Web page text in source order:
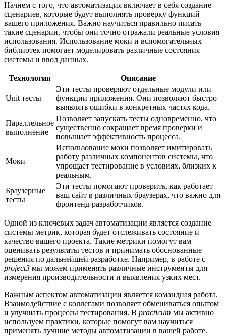
Начнем с того, что автоматизация включает в себя создание
сценариев, которые будут выполнять проверку функций
вашего приложения. Важно научиться правильно писать
такие сценарии, чтобы они точно отражали реальные условия
использования. Использование моки и вспомогательных
библиотек помогает моделировать различные состояния
системы и ввод данных.
Технология Описание
Unit тесты
Эти тесты проверяют отдельные модули или
функции приложения. Они позволяют быстро
выявлять ошибки в конкретных частях кода.
Параллельное
выполнение
Позволяет запускать тесты одновременно, что
существенно сокращает время проверки и
повышает эффективность процесса.
Моки
Использование моки позволяет имитировать
работу различных компонентов системы, что
упрощает тестирование в условиях, близких к
реальным.
Браузерные
тесты
Эти тесты помогают проверить, как работает
ваш сайт в различных браузерах, что важно для
фронтенд-разработчиков.
Одной из ключевых задач автоматизации является создание
системы метрик, которая будет отслеживать состояние и
качество вашего проекта. Такие метрики помогут вам
оценивать результаты тестов и принимать обоснованные
решения по дальнейшей разработке. Например, в работе с
project3 мы можем применять различные инструменты для
измерения производительности и выявления узких мест.
Важным аспектом автоматизации является командная работа.
Взаимодействие с коллегами позволяет обмениваться опытом
и улучшать процессы тестирования. В practicum мы активно
используем практики, которые помогут вам научиться
применять лучшие методы автоматизации в вашей работе.